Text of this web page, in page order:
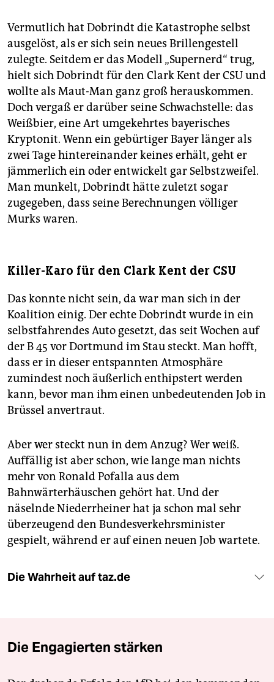
Vermutlich hat Dobrindt die Katastrophe selbst
ausgelöst, als er sich sein neues Brillengestell
zulegte. Seitdem er das Modell „Supernerd“ trug,
hielt sich Dobrindt für den Clark Kent der CSU und
wollte als Maut-Man ganz groß herauskommen.
Doch vergaß er darüber seine Schwachstelle: das
Weißbier, eine Art umgekehrtes bayerisches
Kryptonit. Wenn ein gebürtiger Bayer länger als
zwei Tage hintereinander keines erhält, geht er
jämmerlich ein oder entwickelt gar Selbstzweifel.
Man munkelt, Dobrindt hätte zuletzt sogar
zugegeben, dass seine Berechnungen völliger
Murks waren.
Killer-Karo für den Clark Kent der CSU
Das konnte nicht sein, da war man sich in der
Koalition einig. Der echte Dobrindt wurde in ein
selbstfahrendes Auto gesetzt, das seit Wochen auf
der B 45 vor Dortmund im Stau steckt. Man hofft,
dass er in dieser entspannten Atmosphäre
zumindest noch äußerlich enthipstert werden
kann, bevor man ihm einen unbedeutenden Job in
Brüssel anvertraut.
Aber wer steckt nun in dem Anzug? Wer weiß.
Auffällig ist aber schon, wie lange man nichts
mehr von Ronald Pofalla aus dem
Bahnwärterhäuschen gehört hat. Und der
näselnde Niederrheiner hat ja schon mal sehr
überzeugend den Bundesverkehrsminister
gespielt, während er auf einen neuen Job wartete.
Die Wahrheit auf taz.de
Die Engagierten stärken